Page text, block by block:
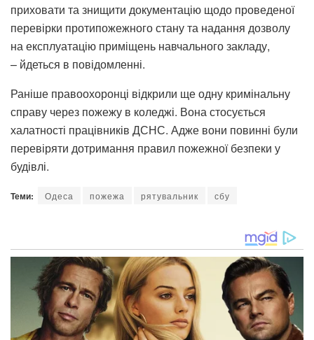
приховати та знищити документацію щодо проведеної
перевірки протипожежного стану та надання дозволу
на експлуатацію приміщень навчального закладу,
– йдеться в повідомленні.
Раніше правоохоронці відкрили ще одну кримінальну
справу через пожежу в коледжі. Вона стосується
халатності працівників ДСНС. Адже вони повинні були
перевіряти дотримання правил пожежної безпеки у
будівлі.
Теми: Одеса пожежа рятувальник сбу